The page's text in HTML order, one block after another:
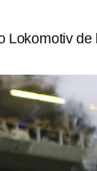
Lokomotiv de